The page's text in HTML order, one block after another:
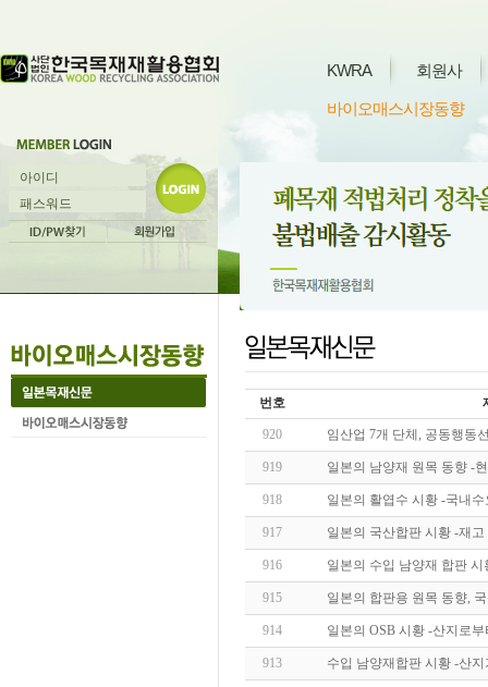
KWRA 회원사
바이오매스시장동향
번호
920 임산업 7개 단체, 공동행동
919 일본의 남양재 원목 동향 -
918 일본의 활엽수 시황 -국내
917 일본의 국산합판 시황 -재
916 일본의 수입 남양재 합판
915 일본의 합판용 원목 동향,
914 일본의 OSB 시황 -산지로
913 수입 남양재합판 시황 -산